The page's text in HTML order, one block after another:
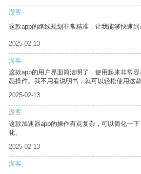
游客
这款app的路线规划非常精准，让我能够快速到
2025-02-13
游客
这款app的用户界面简洁明了，使用起来非常
悉操作。我不用看说明书，就可以轻松使用这款
2025-02-13
游客
这款加速器app的操作有点复杂，可以简化一
化。
2025-02-13
游客